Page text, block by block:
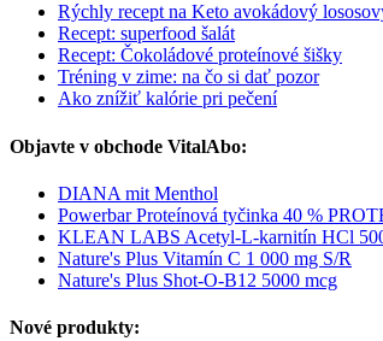
Rýchly recept na Keto avokádový
Recept: superfood šalát
Recept: Čokoládové proteínové šišky
Tréning v zime: na čo si dať pozor
Ako znížiť kalórie pri pečení
Objavte v obchode VitalAbo:
DIANA mit Menthol
Powerbar Proteínová tyčinka 40 %
KLEAN LABS Acetyl-L-karnitín HCl
Nature's Plus Vitamín C 1 000 mg S/R
Nature's Plus Shot-O-B12 5000 mcg
Nové produkty: